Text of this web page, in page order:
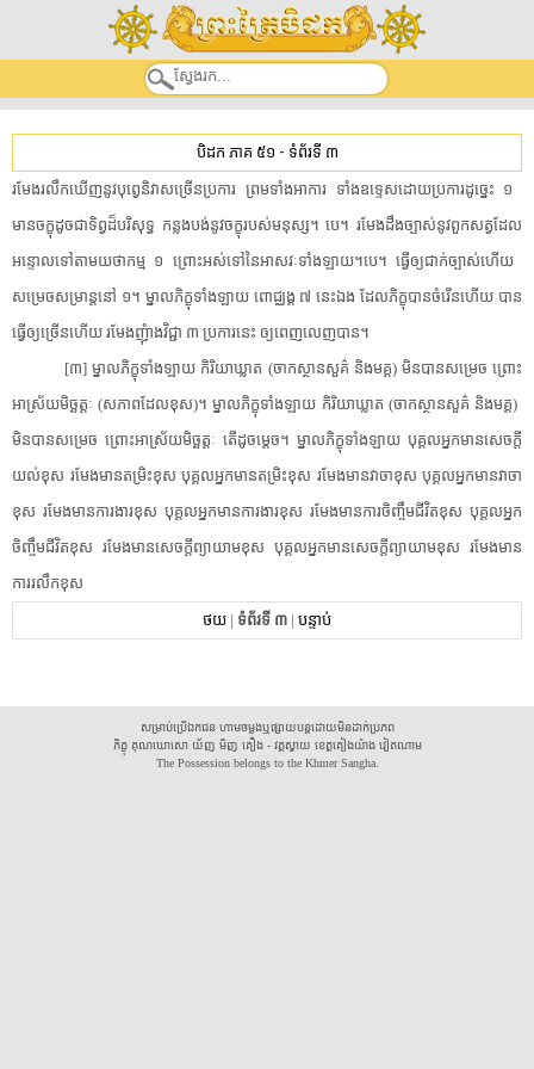
បិដក ភាគ ៥១ - ទំព័រទី ៣
​រមែង​រលឹក​ឃើញ​នូវ​បុព្វេ​និវាស​ច្រើនប្រការ​ ​ព្រមទាំង​អាការ​ ​ទាំង​ឧទ្ទេស​ដោយ​ប្រការ​ដូច្នេះ​ ​១​ ​
មាន​ចក្ខុ​ដូចជា​ទិព្វ​ដ៏​បរិសុទ្ធ​ ​កន្លង​បង់​នូវ​ចក្ខុ​របស់​មនុស្ស​។​ ​បេ​។​ ​រមែង​ដឹង​ច្បាស់​នូវ​ពួក​សត្វ​ដែល​
អន្ទោល​ទៅតាម​យថាកម្ម​ ​១​ ​ព្រោះ​អស់​ទៅ​នៃ​អាសវៈ​ទាំងឡាយ​។​បេ​។​ ​ធ្វើឲ្យ​ជាក់ច្បាស់​ហើយ​ ​
សម្រេចសម្រាន្ត​នៅ​ ​១​។​ ​ម្នាល​ភិក្ខុ​ទាំងឡាយ​ ​ពោជ្ឈង្គ​ ​៧​ ​នេះឯង​ ​ដែល​ភិក្ខុ​បាន​ចំរើន​ហើយ​ ​បាន​
ធ្វើឲ្យ​ច្រើន​ហើយ​ ​រមែង​ញុំាង​វិជ្ជា​ ​៣​ ​ប្រការ​នេះ​ ​ឲ្យ​ពេញលេញ​បាន​។​
[​៣​]​ ​ម្នាល​ភិក្ខុ​ទាំងឡាយ​ ​កិរិយា​ឃ្លាត​ ​(​ចាកស្ថាន​សួគ៌​ ​និង​មគ្គ​)​ ​មិនបាន​សម្រេច​ ​ព្រោះ​
អា​ស្រ័យ​មិច្ឆ​ត្តៈ​ ​(​សភាព​ដែល​ខុស​)​។​ ​ម្នាល​ភិក្ខុ​ទាំងឡាយ​ ​កិរិយា​ឃ្លាត​ ​(​ចាកស្ថាន​សួគ៌​ ​និង​មគ្គ​)​ ​
មិនបាន​សម្រេច​ ​ព្រោះ​អា​ស្រ័យ​មិច្ឆ​ត្តៈ​ ​តើ​ដូចម្តេច​។​ ​ម្នាល​ភិក្ខុ​ទាំងឡាយ​ ​បុគ្គល​អ្នកមាន​សេចក្តី​
យល់​ខុស​ ​រមែង​មានតម្រិះ​ខុស​ ​បុគ្គល​អ្នកមាន​តម្រិះ​ខុស​ ​រមែង​មាន​វាចា​ខុស​ ​បុគ្គល​អ្នកមាន​វាចា​
ខុស​ ​រមែង​មានការ​ងារ​ខុស​ ​បុគ្គល​អ្នកមាន​ការងារ​ខុស​ ​រមែង​មានការ​ចិញ្ចឹមជីវិត​ខុស​ ​បុគ្គល​អ្នក​
ចិញ្ចឹមជីវិត​ខុស​ ​រមែង​មាន​សេចក្តី​ព្យាយាម​ខុស​ ​បុគ្គល​អ្នកមាន​សេចក្តី​ព្យាយាម​ខុស​ ​រមែង​មាន
ការ​រលឹក​ខុស​ ​
ថយ | ទំព័រទី ៣ | បន្ទាប់
សម្រាប់ប្រើឯកជន ហាមចម្លងឬផ្សាយបន្តដោយមិនដាក់ប្រភព
ភិក្ខុ គុណឃោសោ យ័ញ មិញ គឿង - វត្តស្វាយ ខេត្តគៀងយ៉ាង វៀតណាម
The Possession belongs to the Khmer Sangha.